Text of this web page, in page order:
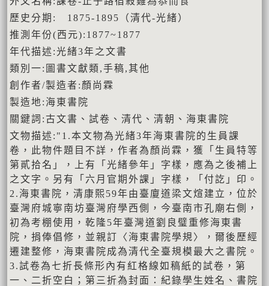
歷史分期: 1875-1895（清代-光緒）
推測年份(西元):1877~1877
年代描述:光緒3年之文書
類別一:圖書文獻類,手稿,其他
創作者/製造者:顏尚霖
製造地:海東書院
關鍵詞:古文書、試卷、清代、清朝、海東書院
文物描述:"1.本文物為光緒3年海東書院的生員課
卷，此物件題目不詳，作者為顏尚霖，獲「生員特等
第貳拾名」，上有「光緒參年」字樣，應為之後補上
之文字。另有「六月官期外課」字樣，「付訖」印。
2.海東書院，清康熙59年由臺廈道梁文煊建立，位於
臺灣府城寧南坊臺灣府學西側，今臺南市孔廟右側，
初為考棚使用，乾隆5年臺灣道劉良璧重修海東書
院，捐俸倡修，並親訂〈海東書院學規〉，爾後歷經
遷建整修，海東書院成為清代全臺規模最大之書院。
3.試卷為七折長條形內有紅格線如稿紙的試卷，第
一、二折空白；第三折為封面：紀錄學生姓名、書院